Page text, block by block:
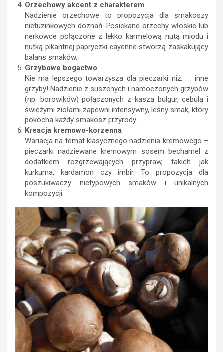
Orzechowy akcent z charakterem
Nadzienie orzechowe to propozycja dla smakoszy
nietuzinkowych doznań. Posiekane orzechy włoskie lub
nerkowce połączone z lekko karmelową nutą miodu i
nutką pikantnej papryczki cayenne stworzą zaskakujący
balans smaków.
Grzybowe bogactwo
Nie ma lepszego towarzysza dla pieczarki niż. . . inne
grzyby! Nadzienie z suszonych i namoczonych grzybów
(np. borowików) połączonych z kaszą bulgur, cebulą i
świeżymi ziołami zapewni intensywny, leśny smak, który
pokocha każdy smakosz przyrody.
Kreacja kremowo-korzenna
Wariacja na temat klasycznego nadzienia kremowego –
pieczarki nadziewane kremowym sosem bechamel z
dodatkiem rozgrzewających przypraw, takich jak
kurkuma, kardamon czy imbir. To propozycja dla
poszukiwaczy nietypowych smaków i unikalnych
kompozycji.